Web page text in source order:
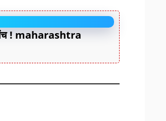
संच ! maharashtra